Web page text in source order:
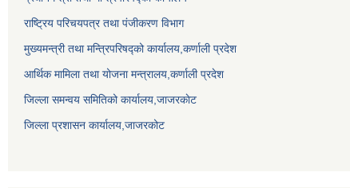
राष्ट्रिय परिचयपत्र तथा पंजीकरण विभाग
मुख्यमन्त्री तथा मन्त्रिपरिषद्को कार्यालय,कर्णाली प्रदेश
आर्थिक मामिला तथा योजना मन्त्रालय,कर्णाली प्रदेश
जिल्ला समन्वय समितिको कार्यालय,जाजरकाेट
जिल्ला प्रशासन कार्यालय,जाजरकोट